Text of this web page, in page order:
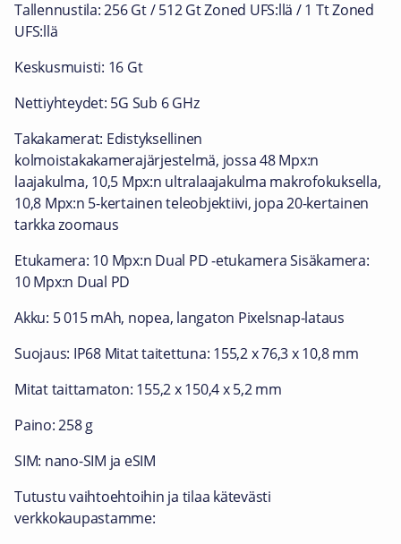
Tallennustila: 256 Gt / 512 Gt Zoned UFS:llä / 1 Tt Zoned
UFS:llä
Keskusmuisti: 16 Gt
Nettiyhteydet: 5G Sub 6 GHz
Takakamerat: Edistyksellinen
kolmoistakakamerajärjestelmä, jossa 48 Mpx:n
laajakulma, 10,5 Mpx:n ultralaajakulma makrofokuksella,
10,8 Mpx:n 5-kertainen teleobjektiivi, jopa 20-kertainen
tarkka zoomaus
Etukamera: 10 Mpx:n Dual PD ‑etukamera Sisäkamera:
10 Mpx:n Dual PD
Akku: 5 015 mAh, nopea, langaton Pixelsnap-lataus
Suojaus: IP68 Mitat taitettuna: 155,2 x 76,3 x 10,8 mm
Mitat taittamaton: 155,2 x 150,4 x 5,2 mm
Paino: 258 g
SIM: nano-SIM ja eSIM
Tutustu vaihtoehtoihin ja tilaa kätevästi
verkkokaupastamme: